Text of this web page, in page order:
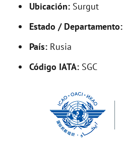
Ubicación: Surgut
Estado / Departamento:
País: Rusia
Código IATA: SGC